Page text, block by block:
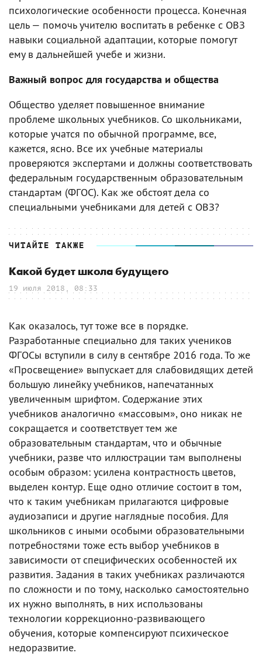
психологические особенности процесса. Конечная
цель — помочь учителю воспитать в ребенке с ОВЗ
навыки социальной адаптации, которые помогут
ему в дальнейшей учебе и жизни.
Важный вопрос для государства и общества
Общество уделяет повышенное внимание
проблеме школьных учебников. Со школьниками,
которые учатся по обычной программе, все,
кажется, ясно. Все их учебные материалы
проверяются экспертами и должны соответствовать
федеральным государственным образовательным
стандартам (ФГОС). Как же обстоят дела со
специальными учебниками для детей с ОВЗ?
ЧИТАЙТЕ ТАКЖЕ
Какой будет школа будущего
19 июля 2018, 08:33
Как оказалось, тут тоже все в порядке.
Разработанные специально для таких учеников
ФГОСы вступили в силу в сентябре 2016 года. То же
«Просвещение» выпускает для слабовидящих детей
большую линейку учебников, напечатанных
увеличенным шрифтом. Содержание этих
учебников аналогично «массовым», оно никак не
сокращается и соответствует тем же
образовательным стандартам, что и обычные
учебники, разве что иллюстрации там выполнены
особым образом: усилена контрастность цветов,
выделен контур. Еще одно отличие состоит в том,
что к таким учебникам прилагаются цифровые
аудиозаписи и другие наглядные пособия. Для
школьников с иными особыми образовательными
потребностями тоже есть выбор учебников в
зависимости от специфических особенностей их
развития. Задания в таких учебниках различаются
по сложности и по тому, насколько самостоятельно
их нужно выполнять, в них использованы
технологии коррекционно-развивающего
обучения, которые компенсируют психическое
недоразвитие.